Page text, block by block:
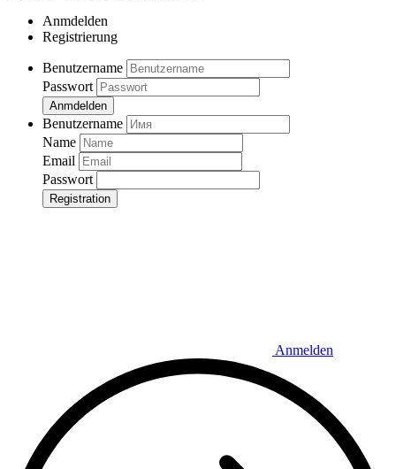
Anmdelden
Registrierung
Benutzername
Passwort
Anmdelden
Benutzername
Name
Email
Passwort
Registration
Anmelden